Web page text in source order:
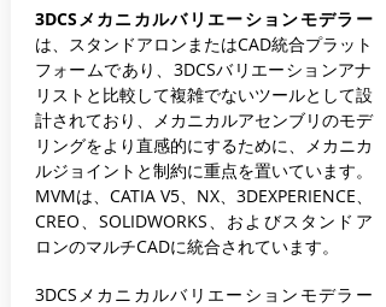
3DCSメカニカルバリエーションモデラー
は、スタンドアロンまたはCAD統合プラット
フォームであり、3DCSバリエーションアナ
リストと比較して複雑でないツールとして設
計されており、メカニカルアセンブリのモデ
リングをより直感的にするために、メカニカ
ルジョイントと制約に重点を置いています。
MVMは、CATIA V5、NX、3DEXPERIENCE、
CREO、SOLIDWORKS、およびスタンドア
ロンのマルチCADに統合されています。
3DCSメカニカルバリエーションモデラー